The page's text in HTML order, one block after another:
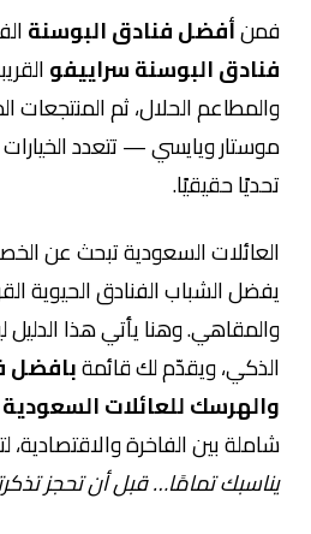
فمنأفضل فنادق البوسنة
فنادق البوسنة سراييفو
والمطاعم الحلال، ثم المنتجعات
موستار ويايسي — تتعدد
تحديًا حقيقيًا.
العائلات السعودية تبحث عن
يفضل الشباب الفنادق الحيوية
والمقاهي. وهنا يأتي هذا الدليل
الذكي، ويقدّم لك قائمةبافضل
والهرسك للعائلات السعودية
شاملة بين الفاخرة والاقتصادية،
يناسبك تمامًا… قبل أن تحجز